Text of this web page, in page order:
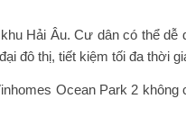
Hải Âu. Cư dân có thể dễ
đô thị, tiết kiệm tối đa thời
Ocean Park 2